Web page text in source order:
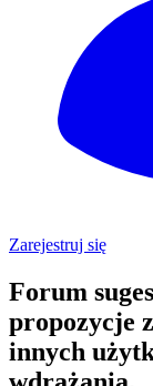
Zarejestruj się
Forum
propozycje
innych